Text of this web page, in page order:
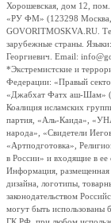
Хорошевская, дом 12, пом.
«РУ ФМ» (123298 Москва,
GOVORITMOSKVA.RU.
зарубежные страны.
Георгиевич. Email:
*Экстремистские и
Федерации: «Правый
«Джабхат Фатх аш-Шам»
Коалиция исламских
партия, «Аль-Каида»,
народа», «Свидетели
«Артподготовка»,
в России» и входящие в ее
Информация, размещенная
дизайна, логотипы,
законодательством
могут быть использованы